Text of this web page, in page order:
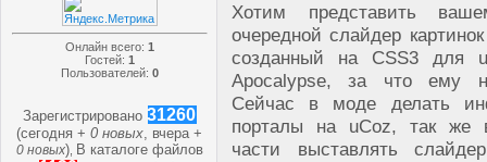
Онлайн всего: 1
Гостей: 1
Пользователей: 0
Зарегистрировано 31260
(сегодня +0 новых, вчера +
0 новых) В каталоге файлов
Хотим представить
очередной слайдер
созданный на CSS3 для
Apocalypse, за что ему
Сейчас в моде делать
порталы на uCoz, так же
части выставлять